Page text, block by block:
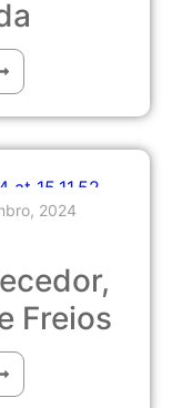
2024
Freios